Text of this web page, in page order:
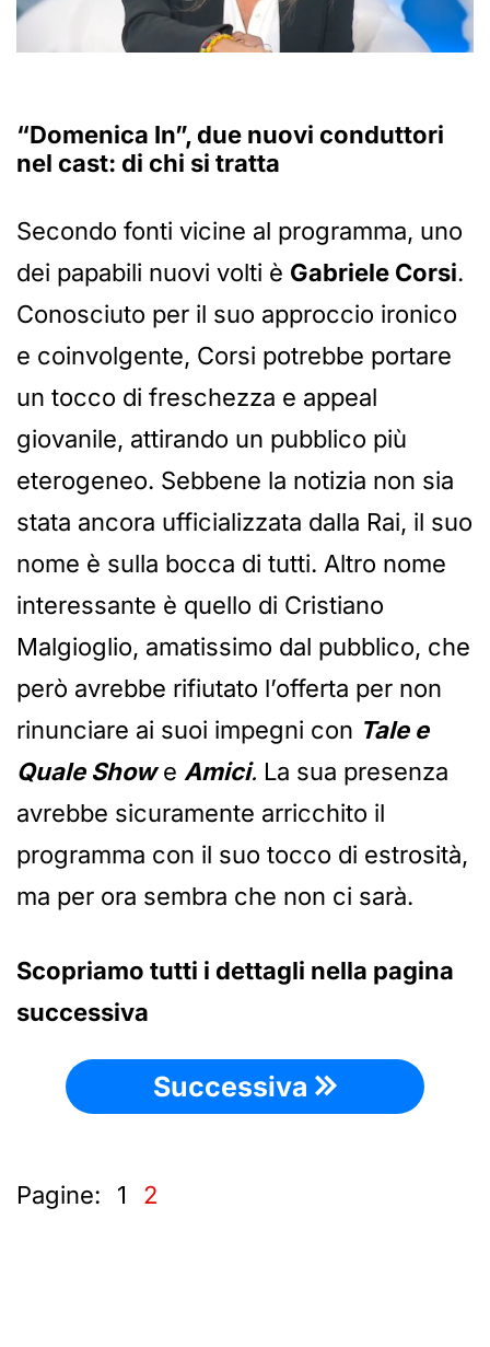
“Domenica In”, due nuovi conduttori
nel cast: di chi si tratta
Secondo fonti vicine al programma, uno
dei papabili nuovi volti è Gabriele Corsi.
Conosciuto per il suo approccio ironico
e coinvolgente, Corsi potrebbe portare
un tocco di freschezza e appeal
giovanile, attirando un pubblico più
eterogeneo. Sebbene la notizia non sia
stata ancora ufficializzata dalla Rai, il suo
nome è sulla bocca di tutti. Altro nome
interessante è quello di Cristiano
Malgioglio, amatissimo dal pubblico, che
però avrebbe rifiutato l’offerta per non
rinunciare ai suoi impegni con Tale e
Quale Showe Amici. La sua presenza
avrebbe sicuramente arricchito il
programma con il suo tocco di estrosità,
ma per ora sembra che non ci sarà.
Scopriamo tutti i dettagli nella pagina
successiva
Successiva
Pagine: 1 2